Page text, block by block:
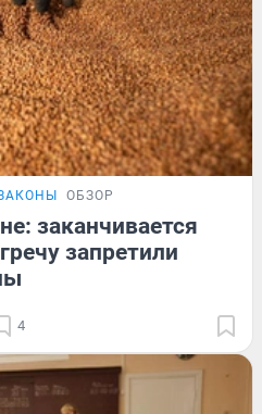
ОБЗОР
заканчивается
запретили
4